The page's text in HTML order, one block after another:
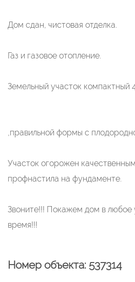
Дом сдан, чистовая отделка.
Газ и газовое отопление.
Земельный участок компактный
,правильной формы с
Участок огорожен
профнастила на фундаменте.
Звоните!!! Покажем дом в любое
время!!!
Номер объекта: 537314